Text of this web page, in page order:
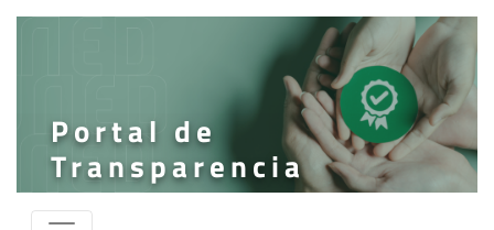
Portal de
Transparencia